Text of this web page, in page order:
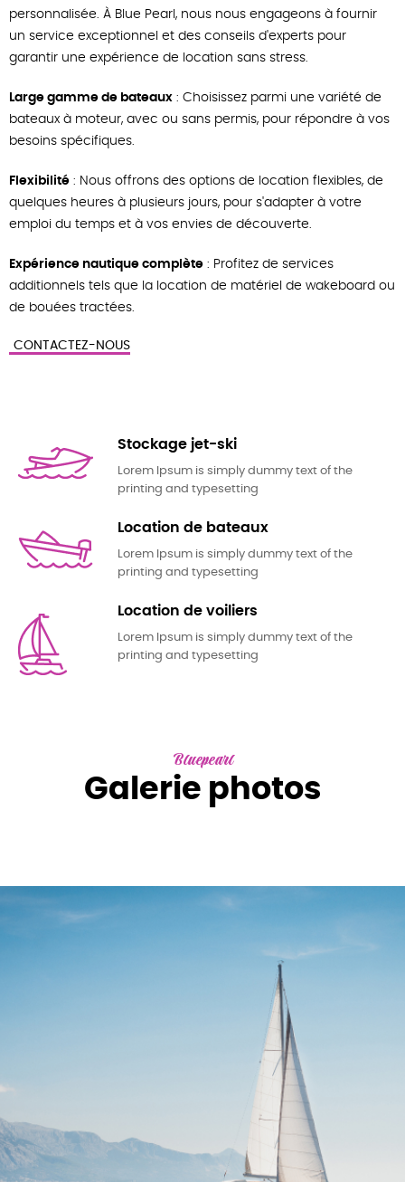
personnalisée. À Blue Pearl, nous nous engageons à fournir
un service exceptionnel et des conseils d'experts pour
garantir une expérience de location sans stress.
Large gamme de bateaux : Choisissez parmi une variété de
bateaux à moteur, avec ou sans permis, pour répondre à vos
besoins spécifiques.
Flexibilité : Nous offrons des options de location flexibles, de
quelques heures à plusieurs jours, pour s'adapter à votre
emploi du temps et à vos envies de découverte.
Expérience nautique complète : Profitez de services
additionnels tels que la location de matériel de wakeboard ou
de bouées tractées.
CONTACTEZ-NOUS
Stockage jet-ski
Lorem Ipsum is simply dummy text of the
printing and typesetting
Location de bateaux
Lorem Ipsum is simply dummy text of the
printing and typesetting
Location de voiliers
Lorem Ipsum is simply dummy text of the
printing and typesetting
Bluepearl
Galerie photos